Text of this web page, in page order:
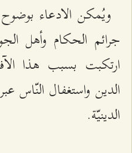
ويُمكن الادعاء
جرائم الحكام وأهل
ارتكبت بسبب هذا
الدين واستغفال النّاس
الدينيّة.